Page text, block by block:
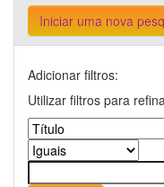
Iniciar uma nova
Adicionar filtros:
Utilizar filtros para